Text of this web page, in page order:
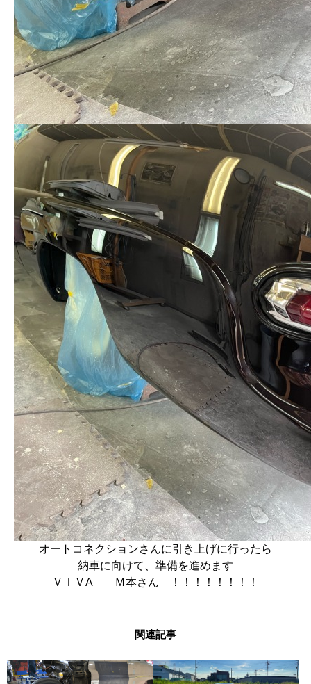
オートコネクションさんに引き上げに行ったら
納車に向けて、準備を進めます
ＶＩＶA Ｍ本さん ！！！！！！！！
関連記事